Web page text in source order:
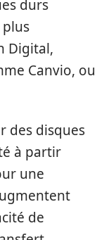
durs
Digital,
Canvio, ou
des disques
à partir
une
de